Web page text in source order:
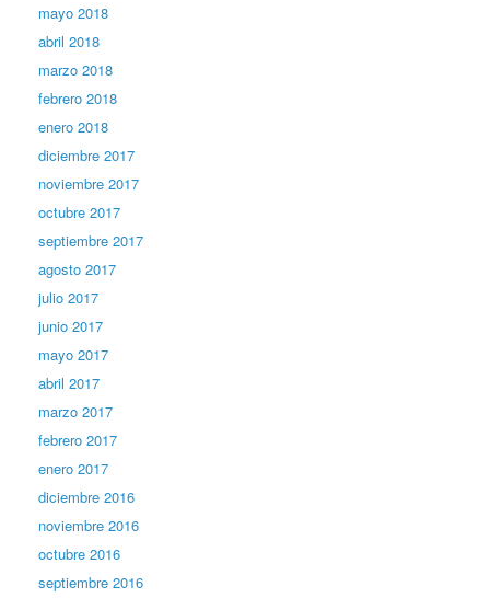
mayo 2018
abril 2018
marzo 2018
febrero 2018
enero 2018
diciembre 2017
noviembre 2017
octubre 2017
septiembre 2017
agosto 2017
julio 2017
junio 2017
mayo 2017
abril 2017
marzo 2017
febrero 2017
enero 2017
diciembre 2016
noviembre 2016
octubre 2016
septiembre 2016